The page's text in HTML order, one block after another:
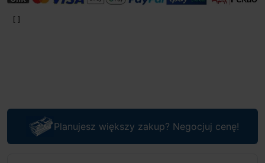
Planujesz większy zakup? Negocjuj cenę!